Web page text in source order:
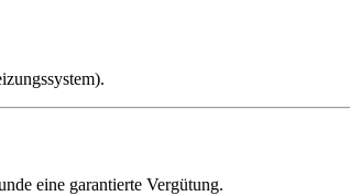
eine garantierte Vergütung.